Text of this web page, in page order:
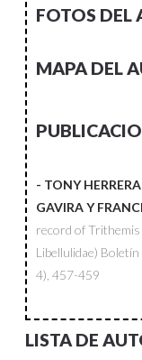
FOTOS DEL
MAPA DEL
- TONY
GAVIRA Y
record of Trithemis
Libellulidae) Boletín
4), 457-459
LISTA DE